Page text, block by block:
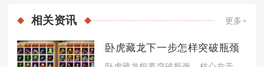
相关资讯 更多+
卧虎藏龙下一步怎样突破瓶颈